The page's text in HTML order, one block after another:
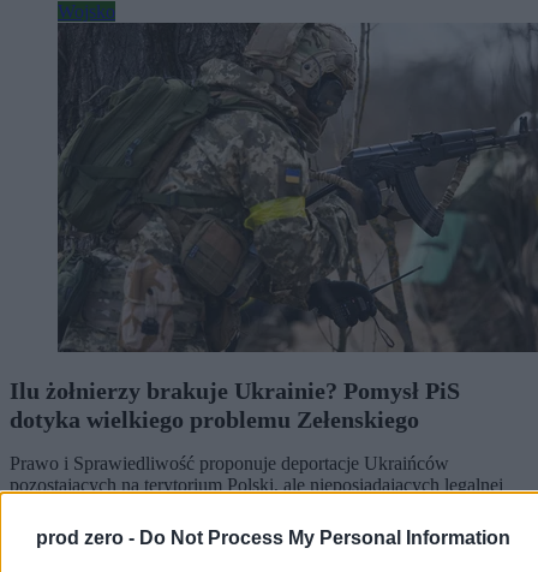
prod zero - Do Not Process My Personal Information
Wojsko
Ilu żołnierzy brakuje Ukrainie? Pomysł PiS
dotyka wielkiego problemu Zełenskiego
Prawo i Sprawiedliwość proponuje deportacje Ukraińców
pozostających na terytorium Polski, ale nieposiadających legalnej
specjalnych, twierdzi, że polski rząd nie będzie odsyłał ich na front.
Zmieniają się unijne przepisy wobec Ukraińców objętych